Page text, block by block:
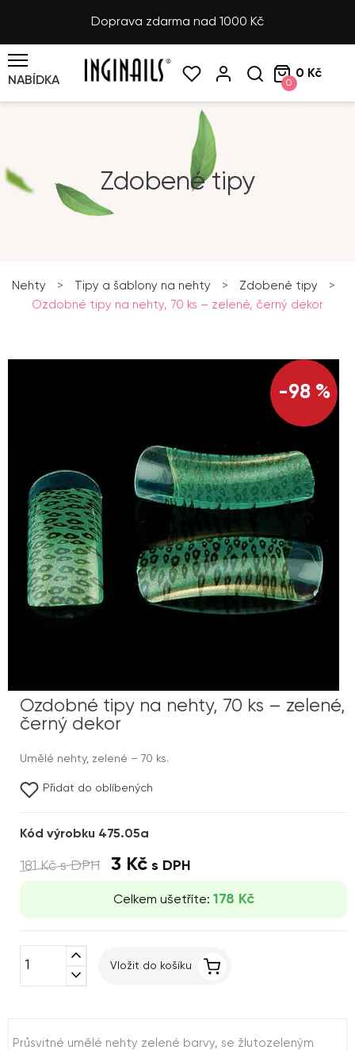
Doprava zdarma nad 1000 Kč
NABÍDKA 0
0 Kč
Zdobené tipy
Nehty > Tipy a šablony na nehty > Zdobené tipy
>
Ozdobné tipy na nehty, 70 ks – zelené, černý dekor
-98 %
Ozdobné tipy na nehty, 70 ks – zelené,
černý dekor
Umělé nehty, zelené – 70 ks.
Přidat do oblíbených
Kód výrobku 475.05a
181 Kčs DPH 3 Kč s DPH
Celkem ušetříte: 178 Kč
expand_less
expand_more
Vložit do košíku
Průsvitné umělé nehty zelené barvy, se žlutozeleným